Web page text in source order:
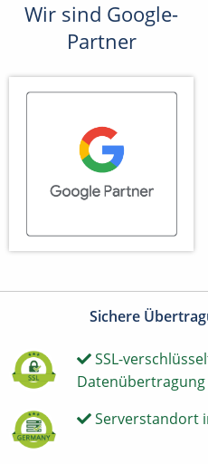
Wir sind Google-
Partner
Sichere
SSL-
Datenübertragung
Serverstandort